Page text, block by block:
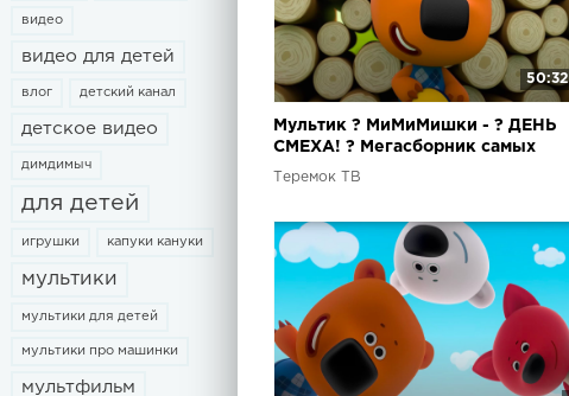
видео
видео для детей
влог детский канал
детское видео
димдимыч
для детей
игрушки капуки кануки
мультики
мультики для детей
мультики про машинки
мультфильм
50:32
Мультик ? МиМиМишки - ? ДЕНЬ
СМЕХА! ? Мегасборник самых
весёлых серий
Теремок ТВ